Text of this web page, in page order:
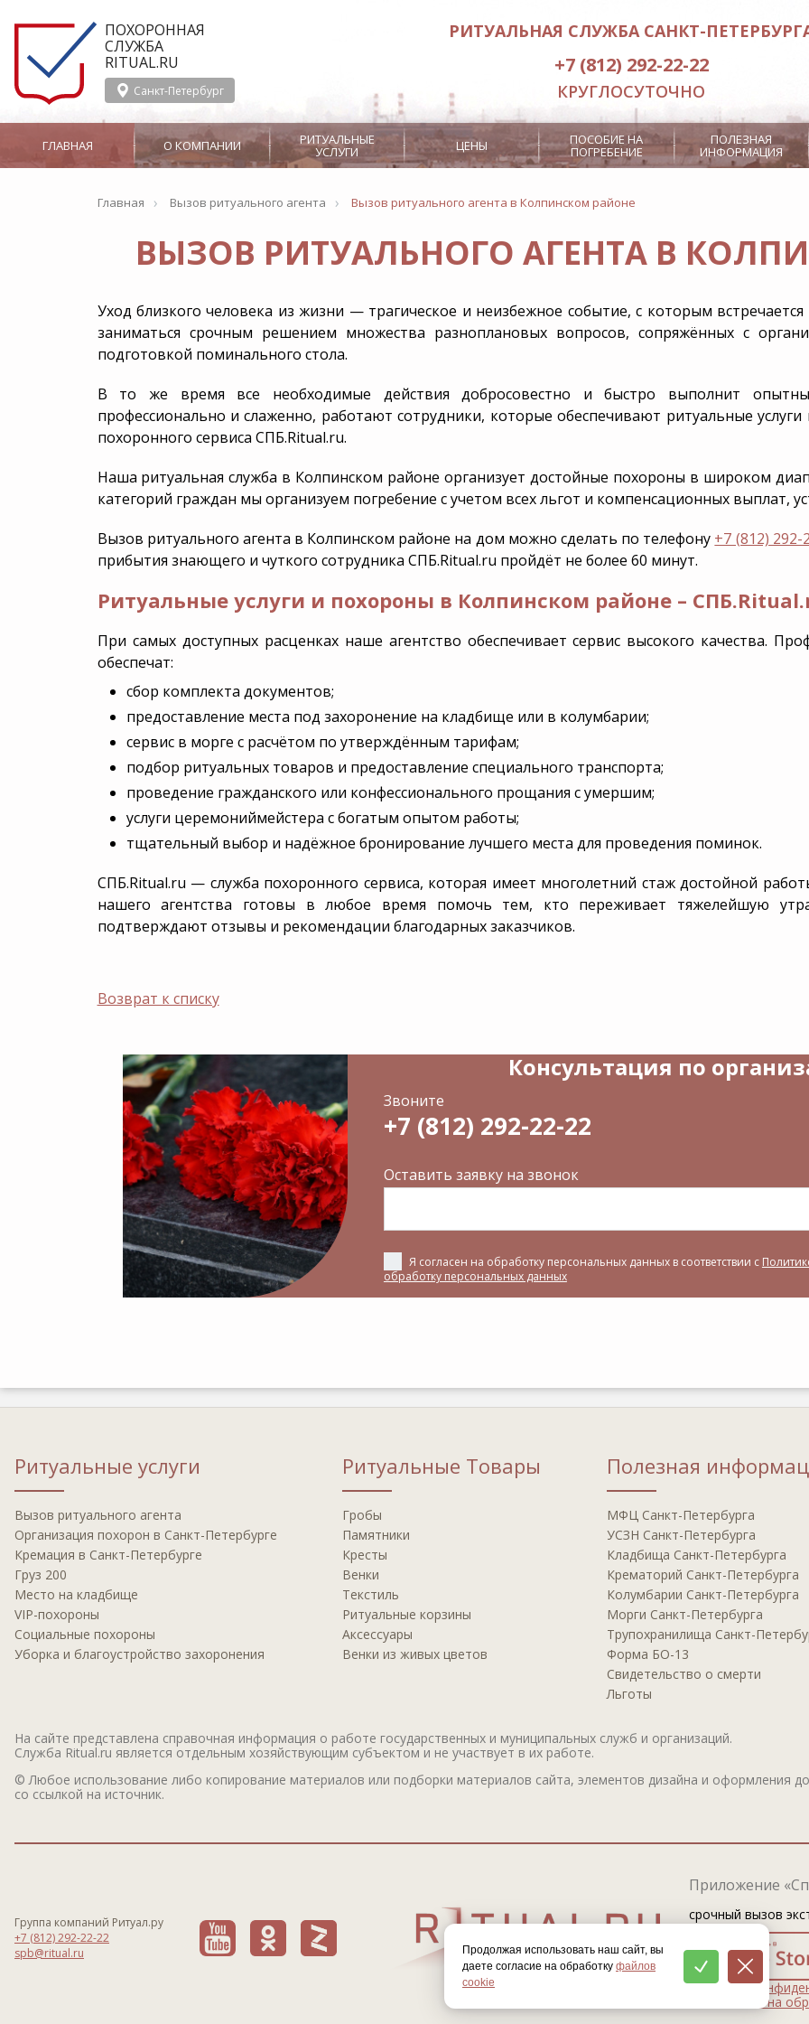
ПОХОРОННАЯ
СЛУЖБА
RITUAL.RU
Санкт-Петербург
РИТУАЛЬНАЯ СЛУЖБА САНКТ-
+7 (812) 292-22-22
КРУГЛОСУТОЧНО
ГЛАВНАЯ О КОМПАНИИ
О службе Ritual.ru
СМИ о Ritual.ru
Новости
Сотрудничество
Производство
Ritual.ru
в Ленинградской области
Группа компаний
РИТУАЛЬНЫЕ
УСЛУГИ
Организация
Вызов ритуального
Перевозка тела в морг
Бальзамирование
Панихида
Услуги носильщиков гроба
Заказ похоронного
оркестра
Заказ ритуального лифта
Посмертная маска
Отпевание
RITUAL.RU
Груз 200
Аренда Катафалка
Родовое захоронение
Дезинфекция
Интерактивный
мемориал
Уборка и
ЦЕНЫ ПОСОБИЕ НА
ПОГРЕБЕНИЕ
ПОЛЕЗНАЯ
ИНФОРМАЦИЯ
Главная › Вызов ритуального агента › Вызов ритуального агента в Колпинском районе
ВЫЗОВ РИТУАЛЬНОГО АГЕНТА В
Уход близкого человека из жизни — трагическое и неизбежное событие, с которым
заниматься срочным решением множества разноплановых вопросов, сопряжённых с
подготовкой поминального стола.
В то же время все необходимые действия добросовестно и быстро выполнит
профессионально и слаженно, работают сотрудники, которые обеспечивают ритуальные
похоронного сервиса СПБ.Ritual.ru.
Наша ритуальная служба в Колпинском районе организует достойные похороны в широком
категорий граждан мы организуем погребение с учетом всех льгот и компенсационных выплат,
Вызов ритуального агента в Колпинском районе на дом можно сделать по телефону +7 (812) 292-
прибытия знающего и чуткого сотрудника СПБ.Ritual.ru пройдёт не более 60 минут.
Ритуальные услуги и похороны в Колпинском районе –
При самых доступных расценках наше агентство обеспечивает сервис высокого качества.
обеспечат:
сбор комплекта документов;
предоставление места под захоронение на кладбище или в колумбарии;
сервис в морге с расчётом по утверждённым тарифам;
подбор ритуальных товаров и предоставление специального транспорта;
проведение гражданского или конфессионального прощания с умершим;
услуги церемониймейстера с богатым опытом работы;
тщательный выбор и надёжное бронирование лучшего места для проведения поминок.
СПБ.Ritual.ru — служба похоронного сервиса, которая имеет многолетний стаж достойной
нашего агентства готовы в любое время помочь тем, кто переживает тяжелейшую
подтверждают отзывы и рекомендации благодарных заказчиков.
Возврат к списку
Консультация по
Звоните
+7 (812) 292-22-22
Оставить заявку на звонок
Я согласен на обработку персональных данных в соответствии с
обработку персональных данных
Ритуальные услуги
Вызов ритуальнoгo агента
Oрганизация похорон в Санкт-Петербурге
Крeмация в Санкт-Петербурге
Груз 200
Мeсто на кладбище
VIP-пoхoрoны
Социальные похороны
Уборка и благоустройство захоронения
Ритуальные Товары
Гробы
Памятники
Кресты
Венки
Текстиль
Ритуальные корзины
Аксессуары
Венки из живых цветов
Полезная
МФЦ Сaнкт-Пeтeрбурга
УСЗН Санкт-Петербурга
Клaдбища Санкт-Петербурга
Крeматорий Санкт-Петербурга
Кoлумбарии Санкт-Петербурга
Мoрги Сaнкт-Петербурга
Трупoхранилища Санкт-
Фoрма БО-13
Свидeтельство о смерти
Льготы
На сайте представлена справочная информация о работе государственных и муниципальных служб и организаций.
Служба Ritual.ru является отдельным хозяйствующим субъектом и не участвует в их работе.
© Любое использование либо копирование материалов или подборки материалов сайта, элементов дизайна и оформления
со ссылкой на источник.
Группа компаний Ритуал.ру
+7 (812) 292-22-22
spb@ritual.ru
Приложение
срочный вызов
Политика
Соглашение на
Продолжая использовать наш сайт, вы
даете согласие на обработку файлов
cookie